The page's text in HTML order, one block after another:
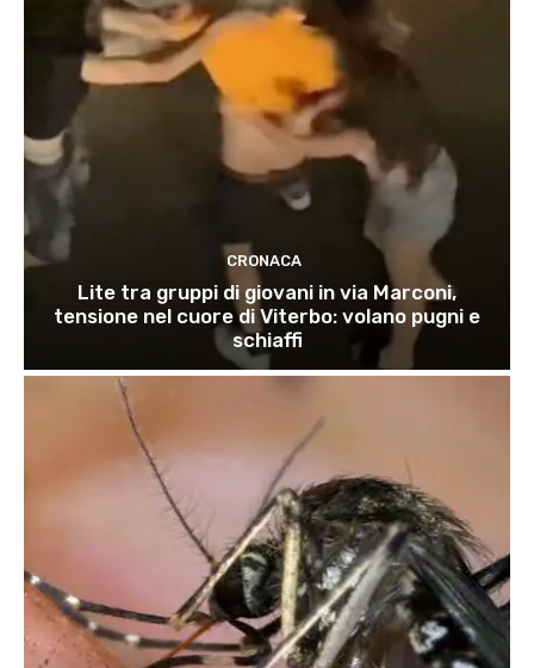
CRONACA
Lite tra gruppi di giovani in via Marconi,
tensione nel cuore di Viterbo: volano pugni e
schiaffi